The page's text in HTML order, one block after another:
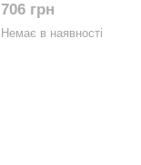
706 грн
Немає в наявності